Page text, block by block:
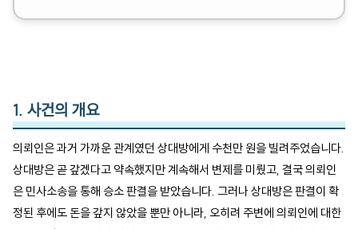
1. 사건의 개요
의뢰인은 과거 가까운 관계였던 상대방에게 수천만 원을 빌려주었습니다.
상대방은 곧 갚겠다고 약속했지만 계속해서 변제를 미뤘고, 결국 의뢰인
은 민사소송을 통해 승소 판결을 받았습니다. 그러나 상대방은 판결이 확
정된 후에도 돈을 갚지 않았을 뿐만 아니라, 오히려 주변에 의뢰인에 대한